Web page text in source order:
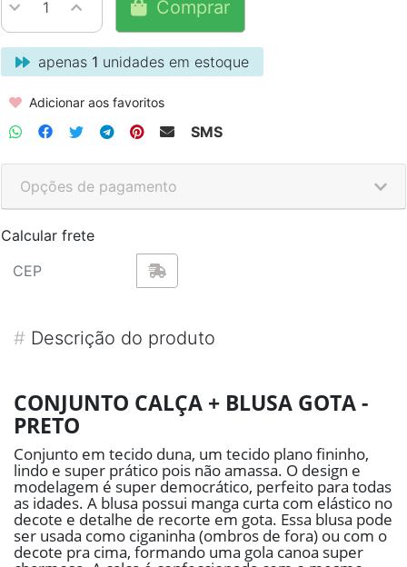
Comprar
apenas 1 unidades em estoque
Adicionar aos favoritos
SMS
Opções de pagamento
Calcular frete
# Descrição do produto
CONJUNTO CALÇA + BLUSA GOTA -
PRETO
Conjunto em tecido duna, um tecido plano fininho,
lindo e super prático pois não amassa. O design e
modelagem é super democrático, perfeito para todas
as idades. A blusa possui manga curta com elástico no
decote e detalhe de recorte em gota. Essa blusa pode
ser usada como ciganinha (ombros de fora) ou com o
decote pra cima, formando uma gola canoa super